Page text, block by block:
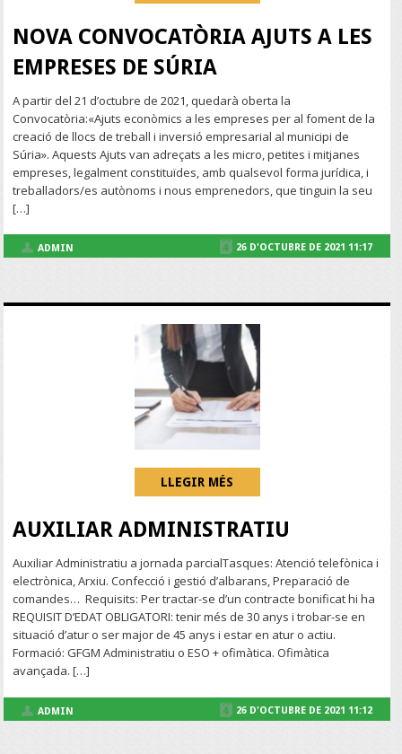
NOVA CONVOCATÒRIA AJUTS A LES
EMPRESES DE SÚRIA
A partir del 21 d’octubre de 2021, quedarà oberta la
Convocatòria:«Ajuts econòmics a les empreses per al foment de la
creació de llocs de treball i inversió empresarial al municipi de
Súria». Aquests Ajuts van adreçats a les micro, petites i mitjanes
empreses, legalment constituïdes, amb qualsevol forma jurídica, i
treballadors/es autònoms i nous emprenedors, que tinguin la seu
[…]
ADMIN 26 D'OCTUBRE DE 2021 11:17
LLEGIR MÉS
AUXILIAR ADMINISTRATIU
Auxiliar Administratiu a jornada parcialTasques: Atenció telefònica i
electrònica, Arxiu. Confecció i gestió d’albarans, Preparació de
comandes… Requisits: Per tractar-se d’un contracte bonificat hi ha
REQUISIT D’EDAT OBLIGATORI: tenir més de 30 anys i trobar-se en
situació d’atur o ser major de 45 anys i estar en atur o actiu.
Formació: GFGM Administratiu o ESO + ofimàtica. Ofimàtica
avançada. […]
ADMIN 26 D'OCTUBRE DE 2021 11:12